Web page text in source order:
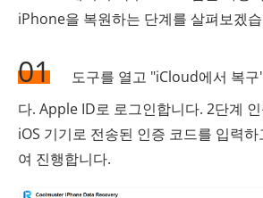
iPhone을 복원하는 단계를 살펴보겠
01
도구를 열고 "iCloud에서 복
다. Apple ID로 로그인합니다. 2단계
iOS 기기로 전송된 인증 코드를 입력
여 진행합니다.